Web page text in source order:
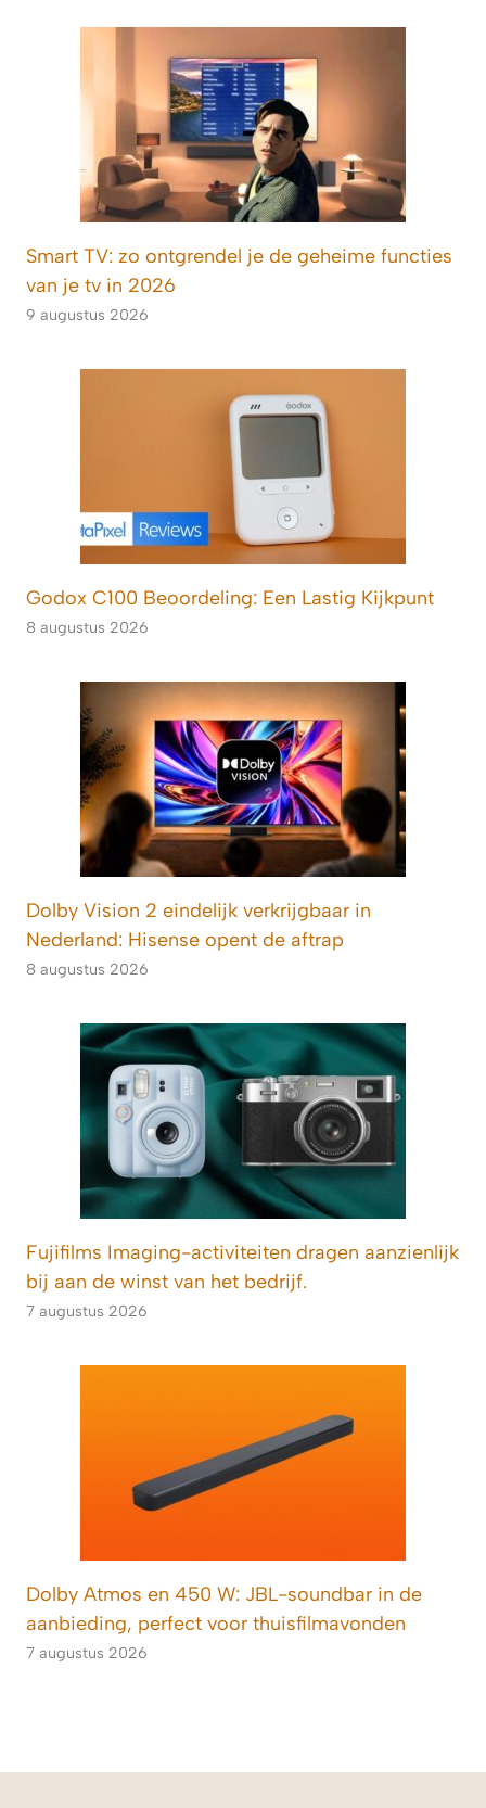
Smart TV: zo ontgrendel je de geheime functies
van je tv in 2026
9 augustus 2026
Godox C100 Beoordeling: Een Lastig Kijkpunt
8 augustus 2026
Dolby Vision 2 eindelijk verkrijgbaar in
Nederland: Hisense opent de aftrap
8 augustus 2026
Fujifilms Imaging-activiteiten dragen aanzienlijk
bij aan de winst van het bedrijf.
7 augustus 2026
Dolby Atmos en 450 W: JBL-soundbar in de
aanbieding, perfect voor thuisfilmavonden
7 augustus 2026